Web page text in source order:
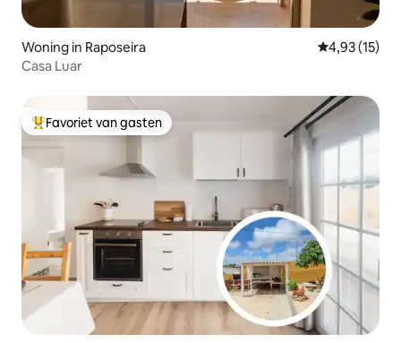
Woning in Raposeira Gemiddelde
4,93 (15)
Casa Luar
Topfavoriet van gasten
Favoriet van gasten